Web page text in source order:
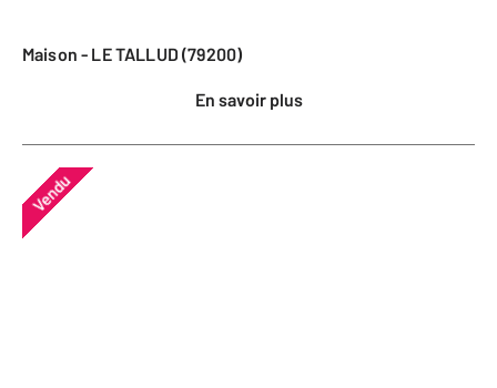
Maison - LE TALLUD (79200)
En savoir plus
Vendu